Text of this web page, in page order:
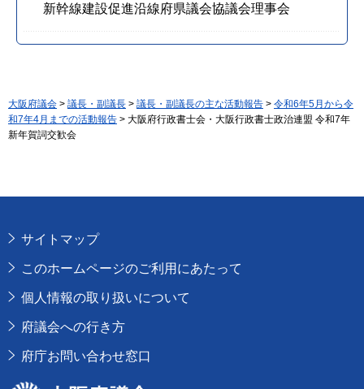
新幹線建設促進沿線府県議会協議会理事会
大阪府議会 > 議長・副議長 > 議長・副議長の主な活動報告 > 令和6年5月から令
和7年4月までの活動報告 > 大阪府行政書士会・大阪行政書士政治連盟 令和7年
新年賀詞交歓会
サイトマップ
このホームページのご利用にあたって
個人情報の取り扱いについて
府議会への行き方
府庁お問い合わせ窓口